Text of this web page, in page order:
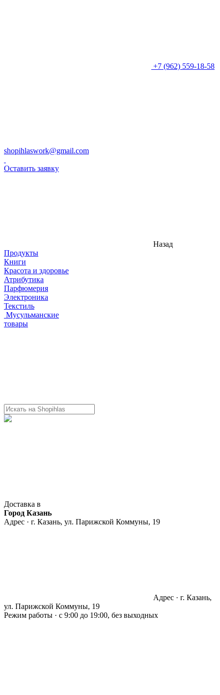
+7 (962) 559-18-58
shopihlaswork@gmail.com
Оставить заявку
Назад
Продукты
Книги
Красота и здоровье
Атрибутика
Парфюмерия
Электроника
Текстиль
Мусульманские
товары
Доставка в
Город Казань
Адрес · г. Казань, ул. Парижской Коммуны, 19
Адрес · г. Казань,
ул. Парижской Коммуны, 19
Режим работы · с 9:00 до 19:00, без выходных